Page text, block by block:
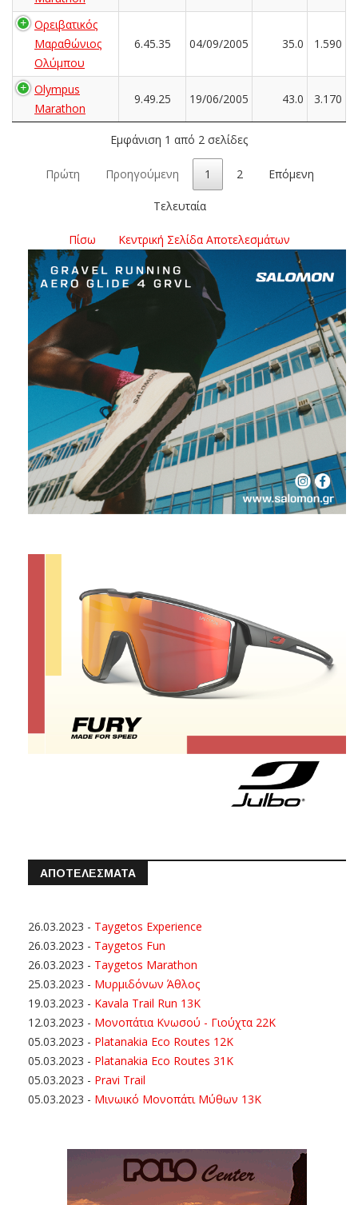
Ορειβατικός
Μαραθώνιος
Ολύμπου
6.45.35 04/09/2005 35.0 1.590
Olympus
Marathon
9.49.25 19/06/2005 43.0 3.170
Εμφάνιση 1 από 2 σελίδες
Πρώτη Προηγούμενη 1 2 Επόμενη
Τελευταία
Πίσω Κεντρική Σελίδα Αποτελεσμάτων
ΑΠΟΤΕΛΕΣΜΑΤΑ
26.03.2023 - Taygetos Experience
26.03.2023 - Taygetos Fun
26.03.2023 - Taygetos Marathon
25.03.2023 - Μυρμιδόνων Άθλος
19.03.2023 - Kavala Trail Run 13K
12.03.2023 - Μονοπάτια Κνωσού - Γιούχτα 22Κ
05.03.2023 - Platanakia Eco Routes 12K
05.03.2023 - Platanakia Eco Routes 31K
05.03.2023 - Pravi Trail
05.03.2023 - Μινωικό Μονοπάτι Μύθων 13Κ